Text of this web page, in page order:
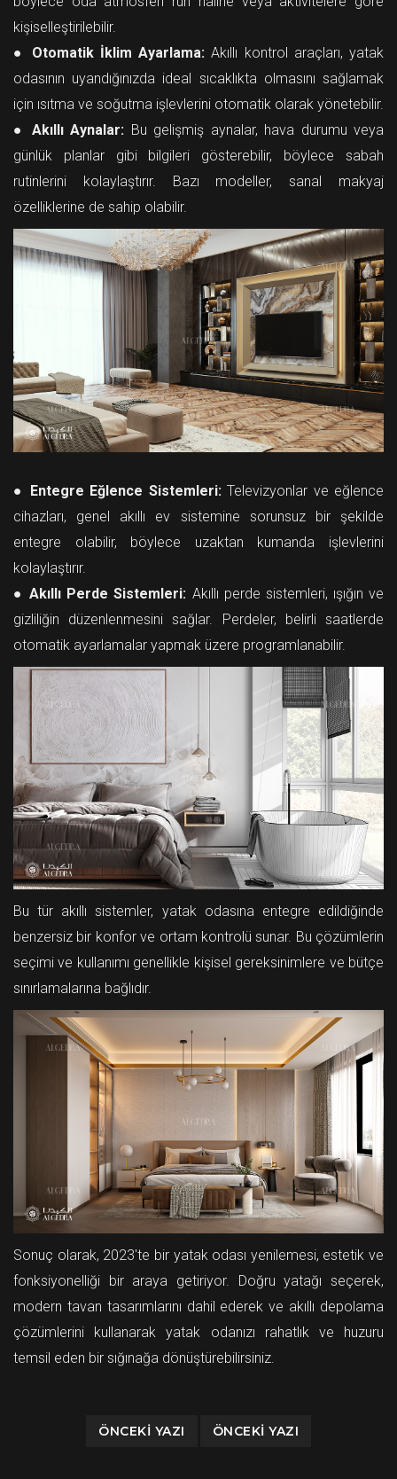
kişiselleştirilebilir.
● Otomatik İklim Ayarlama:Akıllı kontrol araçları, yatak
odasının uyandığınızda ideal sıcaklıkta olmasını sağlamak
için ısıtma ve soğutma işlevlerini otomatik olarak yönetebilir.
● Akıllı Aynalar: Bu gelişmiş aynalar, hava durumu veya
günlük planlar gibi bilgileri gösterebilir, böylece sabah
rutinlerini kolaylaştırır. Bazı modeller, sanal makyaj
özelliklerine de sahip olabilir.
● Entegre Eğlence Sistemleri:Televizyonlar ve eğlence
cihazları, genel akıllı ev sistemine sorunsuz bir şekilde
entegre olabilir, böylece uzaktan kumanda işlevlerini
kolaylaştırır.
●Akıllı Perde Sistemleri: Akıllı perde sistemleri, ışığın ve
gizliliğin düzenlenmesini sağlar. Perdeler, belirli saatlerde
otomatik ayarlamalar yapmak üzere programlanabilir.
Bu tür akıllı sistemler, yatak odasına entegre edildiğinde
benzersiz bir konfor ve ortam kontrolü sunar. Bu çözümlerin
seçimi ve kullanımı genellikle kişisel gereksinimlere ve bütçe
sınırlamalarına bağlıdır.
Sonuç olarak, 2023'te bir yatak odası yenilemesi, estetik ve
fonksiyonelliği bir araya getiriyor. Doğru yatağı seçerek,
modern tavan tasarımlarını dahil ederek ve akıllı depolama
çözümlerini kullanarak yatak odanızı rahatlık ve huzuru
temsil eden bir sığınağa dönüştürebilirsiniz.
ÖNCEKI YAZI ÖNCEKI YAZI